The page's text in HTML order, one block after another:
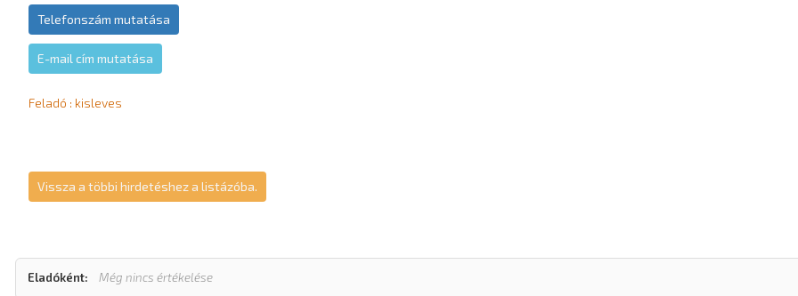
Telefonszám mutatása
E-mail cím mutatása
Feladó : kisleves
Vissza a többi hirdetéshez a listázóba.
Eladóként: Még nincs értékelése